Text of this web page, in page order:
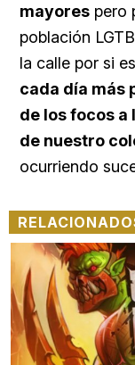
mayores pero
población
la calle por si es
cada día más
de los focos a
de nuestro
ocurriendo